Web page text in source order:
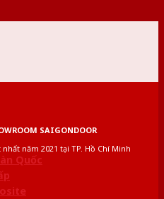
SAIGONDOOR
năm 2021 tại TP. Hồ Chí Minh
Quốc